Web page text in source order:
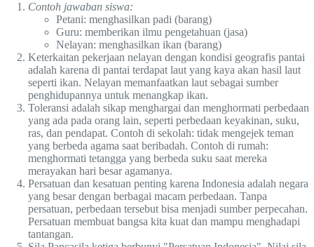
Contoh jawaban siswa:
Petani: menghasilkan padi (barang)
Guru: memberikan ilmu pengetahuan (jasa)
Nelayan: menghasilkan ikan (barang)
Keterkaitan pekerjaan nelayan dengan kondisi geografis pantai
adalah karena di pantai terdapat laut yang kaya akan hasil laut
seperti ikan. Nelayan memanfaatkan laut sebagai sumber
penghidupannya untuk menangkap ikan.
Toleransi adalah sikap menghargai dan menghormati perbedaan
yang ada pada orang lain, seperti perbedaan keyakinan, suku,
ras, dan pendapat. Contoh di sekolah: tidak mengejek teman
yang berbeda agama saat beribadah. Contoh di rumah:
menghormati tetangga yang berbeda suku saat mereka
merayakan hari besar agamanya.
Persatuan dan kesatuan penting karena Indonesia adalah negara
yang besar dengan berbagai macam perbedaan. Tanpa
persatuan, perbedaan tersebut bisa menjadi sumber perpecahan.
Persatuan membuat bangsa kita kuat dan mampu menghadapi
tantangan.